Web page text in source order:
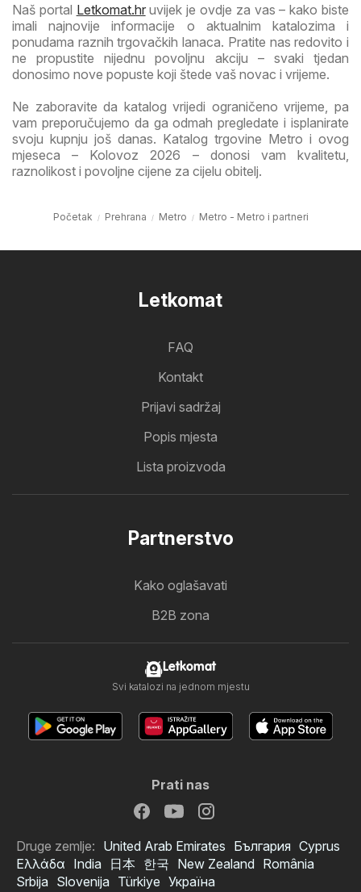
Naš portal Letkomat.hruvijek je ovdje za vas – kako biste
imali najnovije informacije o aktualnim katalozima i
ponudama raznih trgovačkih lanaca. Pratite nas redovito i
ne propustite nijednu povoljnu akciju – svaki tjedan
donosimo nove popuste koji štede vaš novac i vrijeme.
Ne zaboravite da katalog vrijedi ograničeno vrijeme, pa
vam preporučujemo da ga odmah pregledate i isplanirate
svoju kupnju još danas. Katalog trgovine Metro i ovog
mjeseca – Kolovoz 2026 – donosi vam kvalitetu,
raznolikost i povoljne cijene za cijelu obitelj.
Početak Prehrana Metro Metro - Metro i partneri
Letkomat
FAQ
Kontakt
Prijavi sadržaj
Popis mjesta
Lista proizvoda
Partnerstvo
Kako oglašavati
B2B zona
Letkomat
Svi katalozi na jednom mjestu
Prati nas
Druge zemlje: United Arab Emirates България Cyprus
Ελλάδα India 日本 한국 New Zealand România
Srbija Slovenija Türkiye Україна